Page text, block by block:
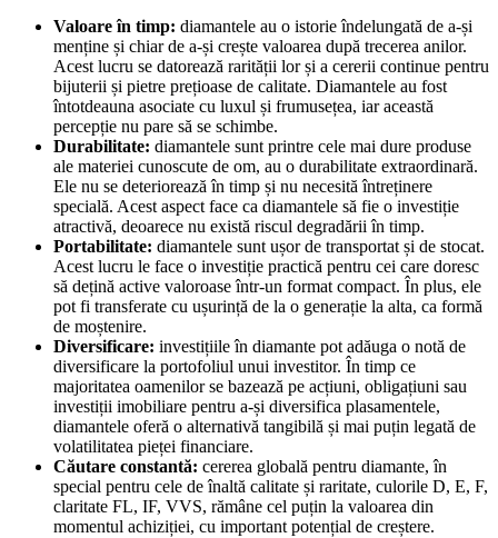
Valoare în timp: diamantele au o istorie îndelungată de a-și
menține și chiar de a-și crește valoarea după trecerea anilor.
Acest lucru se datorează rarității lor și a cererii continue pentru
bijuterii și pietre prețioase de calitate. Diamantele au fost
întotdeauna asociate cu luxul și frumusețea, iar această
percepție nu pare să se schimbe.
Durabilitate: diamantele sunt printre cele mai dure produse
ale materiei cunoscute de om, au o durabilitate extraordinară.
Ele nu se deteriorează în timp și nu necesită întreținere
specială. Acest aspect face ca diamantele să fie o investiție
atractivă, deoarece nu există riscul degradării în timp.
Portabilitate: diamantele sunt ușor de transportat și de stocat.
Acest lucru le face o investiție practică pentru cei care doresc
să dețină active valoroase într-un format compact. În plus, ele
pot fi transferate cu ușurință de la o generație la alta, ca formă
de moștenire.
Diversificare: investițiile în diamante pot adăuga o notă de
diversificare la portofoliul unui investitor. În timp ce
majoritatea oamenilor se bazează pe acțiuni, obligațiuni sau
investiții imobiliare pentru a-și diversifica plasamentele,
diamantele oferă o alternativă tangibilă și mai puțin legată de
volatilitatea pieței financiare.
Căutare constantă: cererea globală pentru diamante, în
special pentru cele de înaltă calitate și raritate, culorile D, E, F,
claritate FL, IF, VVS, rămâne cel puțin la valoarea din
momentul achiziției, cu important potențial de creștere.